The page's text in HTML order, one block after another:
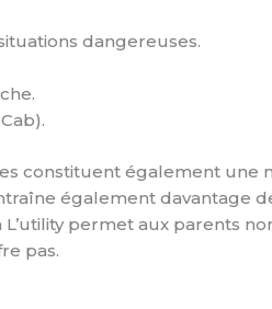
dangereuses.
constituent également une
également davantage
permet aux parents
pas.